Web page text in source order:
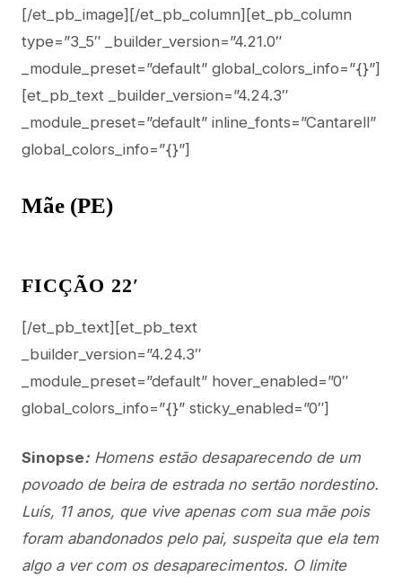
[/et_pb_image][/et_pb_column][et_pb_column
type=”3_5″ _builder_version=”4.21.0″
_module_preset=”default” global_colors_info=”{}”]
[et_pb_text _builder_version=”4.24.3″
_module_preset=”default” inline_fonts=”Cantarell”
global_colors_info=”{}”]
Mãe (PE)
FICÇÃO 22′
[/et_pb_text][et_pb_text
_builder_version=”4.24.3″
_module_preset=”default” hover_enabled=”0″
global_colors_info=”{}” sticky_enabled=”0″]
Sinopse: Homens estão desaparecendo de um
povoado de beira de estrada no sertão nordestino.
Luís, 11 anos, que vive apenas com sua mãe pois
foram abandonados pelo pai, suspeita que ela tem
algo a ver com os desaparecimentos. O limite